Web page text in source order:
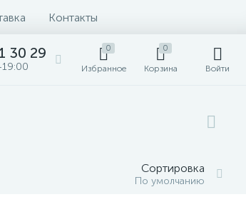
Контакты
30 29 0
Избранное
0
Корзина Войти
Сортировка
По умолчанию